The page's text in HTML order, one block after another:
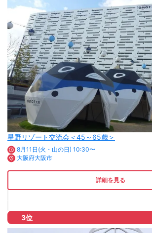
星野リゾート交流会＜45～65歳＞
8月11日(火・山の日) 10:30〜
大阪府大阪市
詳細を見る
3位